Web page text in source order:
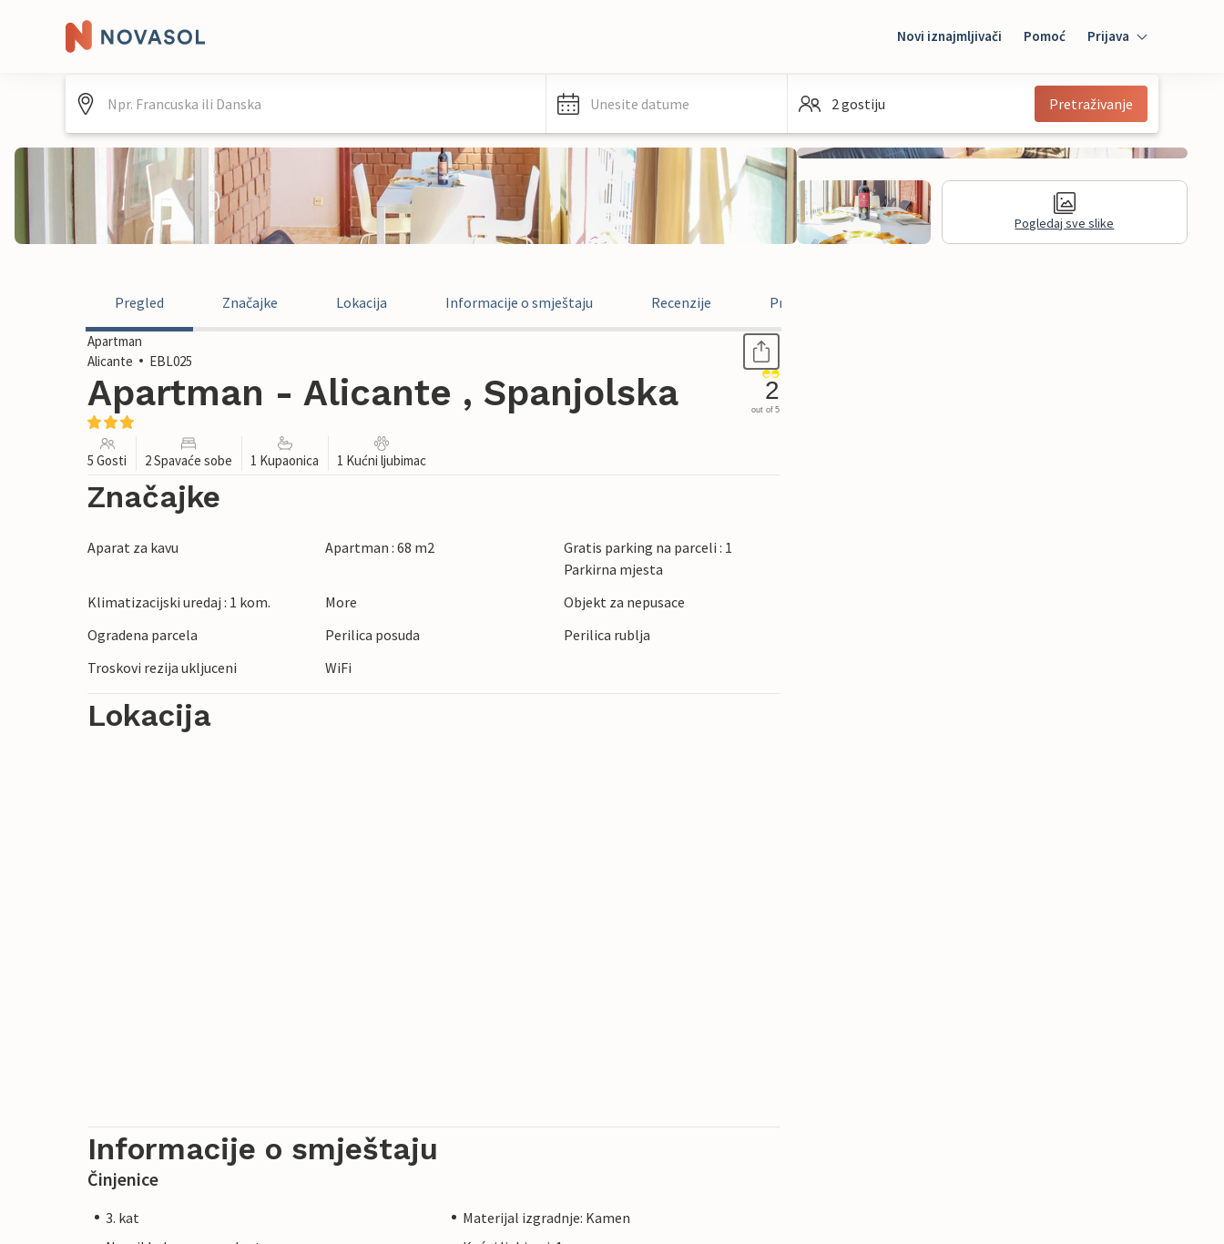
Novi iznajmljivači Pomoć Prijava
Mybooking
Unesite datume 2 gostiju Pretraživanje
Pogledaj sve slike
Pregled Značajke Lokacija Informacije o smještaju Recenzije Pravne informacije
Apartman
Alicante
EBL025
Apartman - Alicante , Spanjolska 2
out of 5
5 Gosti 2 Spavaće sobe 1 Kupaonica 1 Kućni ljubimac
Značajke
Aparat za kavu Apartman : 68 m2
Gratis parking na parceli : 1
Parkirna mjesta
Klimatizacijski uredaj : 1 kom.
More
Objekt za nepusace
Ogradena parcela
Perilica posuda
Perilica rublja
Troskovi rezija ukljuceni
WiFi
Lokacija
Informacije o smještaju
Činjenice
3. kat
Materijal izgradnje: Kamen